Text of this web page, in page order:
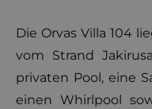
Die Orvas Villa 104
vom Strand
privaten Pool, eine
einen Whirlpool